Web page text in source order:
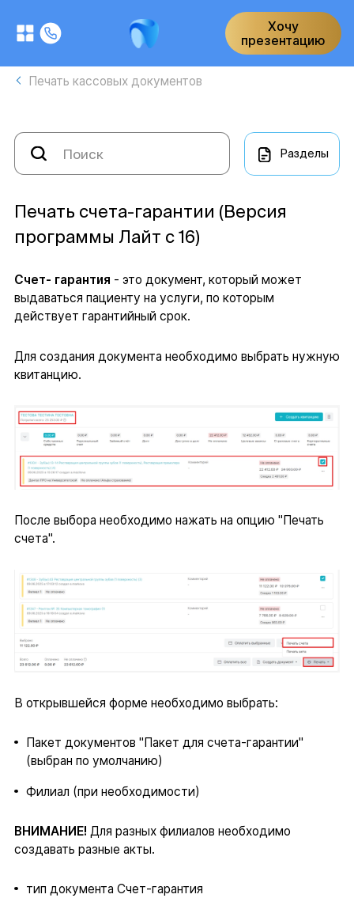
Хочу
презентацию
Печать кассовых документов
Разделы
Печать счета-гарантии (Версия
программы Лайт с 16)
Счет- гарантия - это документ, который может
выдаваться пациенту на услуги, по которым
действует гарантийный срок.
Для создания документа необходимо выбрать нужную
квитанцию.
После выбора необходимо нажать на опцию "Печать
счета".
В открывшейся форме необходимо выбрать:
Пакет документов "Пакет для счета-гарантии"
(выбран по умолчанию)
Филиал (при необходимости)
ВНИМАНИЕ! Для разных филиалов необходимо
создавать разные акты.
тип документа Счет-гарантия